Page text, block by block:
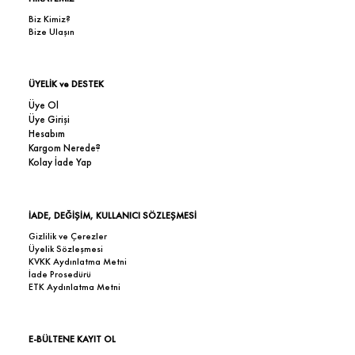
Biz Kimiz?
Bize Ulaşın
ÜYELİK ve DESTEK
Üye Ol
Üye Girişi
Hesabım
Kargom Nerede?
Kolay İade Yap
İADE, DEĞİŞİM, KULLANICI SÖZLEŞMESİ
Gizlilik ve Çerezler
Üyelik Sözleşmesi
KVKK Aydınlatma Metni
İade Prosedürü
ETK Aydınlatma Metni
E-BÜLTENE KAYIT OL